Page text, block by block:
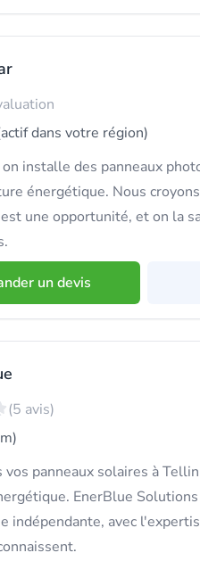
dans votre région)
on installe des panneaux
énergétique. Nous
une opportunité, et on la
un devis
(5 avis)
panneaux solaires à
EnerBlue
indépendante, avec